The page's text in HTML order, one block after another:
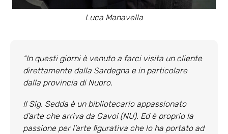
Luca Manavella
“In questi giorni è venuto a farci visita un cliente
direttamente dalla Sardegna e in particolare
dalla provincia di Nuoro.
Il Sig. Sedda è un bibliotecario appassionato
d’arte che arriva da Gavoi (NU). Ed è proprio la
passione per l’arte figurativa che lo ha portato ad